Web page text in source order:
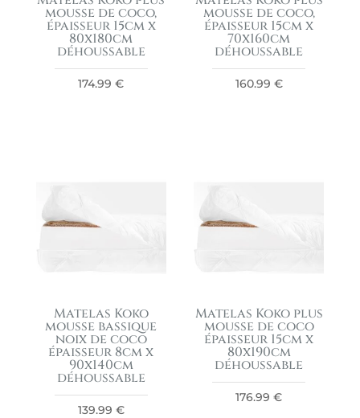
mousse de coco,
épaisseur 15cm x
80x180cm
déhoussable
174.99€
mousse de coco,
épaisseur 15cm x
70x160cm
déhoussable
160.99 €
Matelas Koko
mousse bassique
noix de coco
épaisseur 8cm x
90x140cm
déhoussable
139.99 €
Matelas Koko plus
mousse de coco
épaisseur 15cm x
80x190cm
déhoussable
176.99€